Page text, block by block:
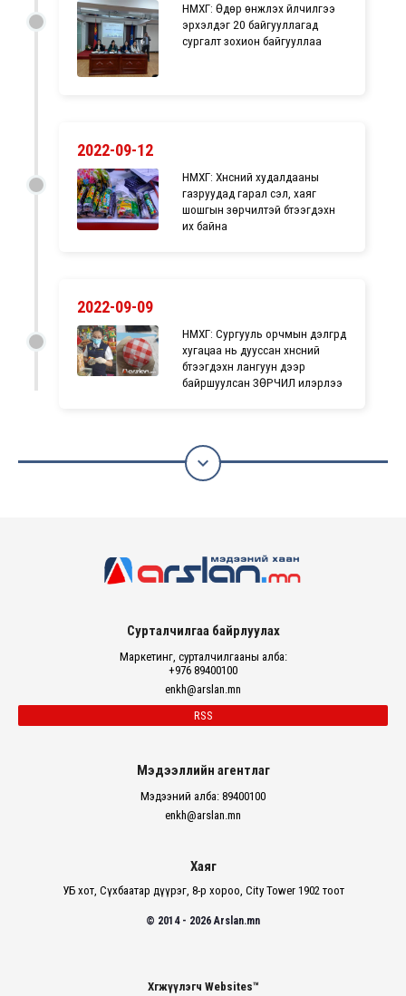
НМХГ: Өдөр өнжүүлэх үйлчилгээ
эрхэлдэг 20 байгууллагад
сургалт зохион байгууллаа
2022-09-12
НМХГ: Хүнсний худалдааны
газруудад гарал үүсэл, хаяг
шошгын зөрчилтэй бүтээгдэхүүн
их байна
2022-09-09
НМХГ: Сургууль орчмын дэлгүүрүүд
хугацаа нь дууссан хүнсний
бүтээгдэхүүн лангуун дээр
байршуулсан ЗӨРЧИЛ илэрлээ

Сурталчилгаа байрлуулах
Маркетинг, сурталчилгааны алба:
+976 89400100
enkh@arslan.mn
RSS
Мэдээллийн агентлаг
Мэдээний алба: 89400100
enkh@arslan.mn
Хаяг
УБ хот, Сүхбаатар дүүрэг, 8-р хороо, City Tower 1902 тоот
© 2014 - 2026 Arslan.mn
Хөгжүүлэгч Websites™